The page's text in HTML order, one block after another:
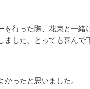
を行った際、花束と一緒
ました。とっても喜んで
ったと思いました。